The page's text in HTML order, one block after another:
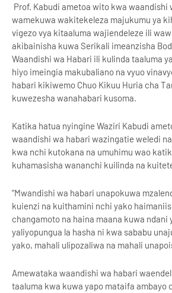
Prof. Kabudi ametoa wito kwa waandishi
wamekuwa wakitekeleza majukumu ya
vigezo vya kitaaluma wajiendeleze ili
akibainisha kuwa Serikali imeanzisha
Waandishi wa Habari ili kulinda taaluma
hiyo imeingia makubaliano na vyuo
habari kikiwemo Chuo Kikuu Huria cha
kuwezesha wanahabari kusoma.
Katika hatua nyingine Waziri Kabudi
waandishi wa habari wazingatie weledi
kwa nchi kutokana na umuhimu wao
kuhamasisha wananchi kuilinda na
“Mwandishi wa habari unapokuwa
kuienzi na kuithamini nchi yako
changamoto na haina maana kuwa ndani
yaliyopungua la hasha ni kwa sababu
yako, mahali ulipozaliwa na mahali
Amewataka waandishi wa habari
taaluma kwa kuwa yapo mataifa ambayo